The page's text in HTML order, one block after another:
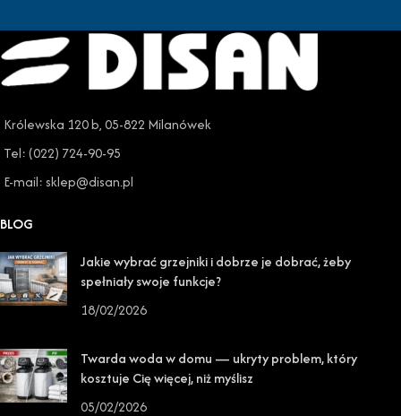
Królewska 120 b, 05-822 Milanówek
Tel: (022) 724-90-95
E-mail: sklep@disan.pl
BLOG
Jakie wybrać grzejniki i dobrze je dobrać, żeby
spełniały swoje funkcje?
18/02/2026
Twarda woda w domu — ukryty problem, który
kosztuje Cię więcej, niż myślisz
05/02/2026